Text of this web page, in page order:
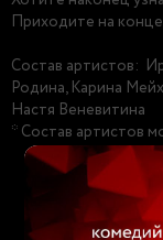
Приходите на
Состав артистов:
Родина, Карина
Настя Веневитина
* Состав артистов